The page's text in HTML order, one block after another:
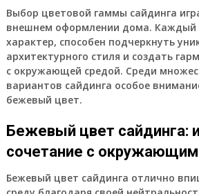
Выбор цветовой гаммы сайдинга
внешнем оформлении дома. Каждый
характер, способен подчеркнуть
архитектурного стиля и создать
с окружающей средой. Среди
вариантов сайдинга особое
бежевый цвет.
Бежевый цвет сайдинга:
сочетание с
Бежевый цвет сайдинга отлично